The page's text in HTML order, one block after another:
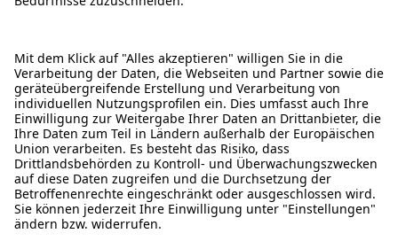
ÜBER DIESE SEITE
ALDI TALK WEBSHOP
ALDI TALK MOBILFUNK
HILFE-THEMEN
ALDI SERVICES